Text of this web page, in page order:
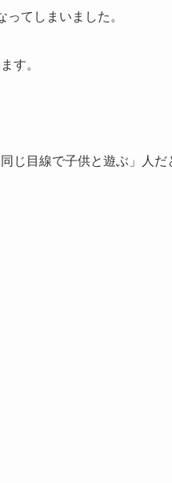
てしまいました。
す。
じ目線で子供と遊ぶ」人だ